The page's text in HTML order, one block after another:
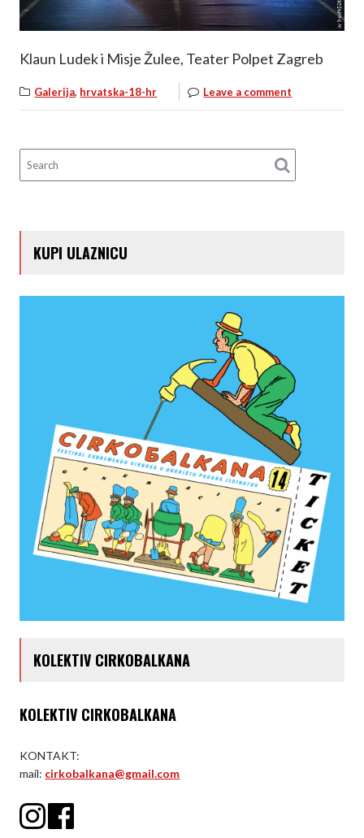
Klaun Ludek i Misje Žulee, Teater Polpet Zagreb
Galerija, hrvatska-18-hr Leave a comment
KUPI ULAZNICU
KOLEKTIV CIRKOBALKANA
KOLEKTIV CIRKOBALKANA
KONTAKT:
mail: cirkobalkana@gmail.com